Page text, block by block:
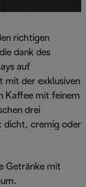
richtigen
dank des
auf
mit der exklusiven
Kaffee mit feinem
drei
dicht, cremig oder
Getränke mit